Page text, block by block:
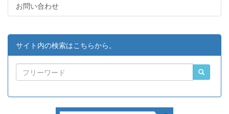
お問い合わせ
サイト内の検索はこちらから。